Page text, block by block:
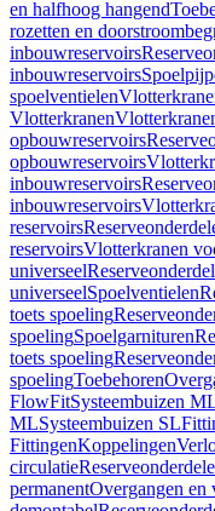
en halfhoog hangend
rozetten en
inbouwreservoirs
inbouwreservoirs
spoelventielen
Vlotterkranen
opbouwreservoirs
opbouwreservoirs
inbouwreservoirs
inbouwreservoirs
reservoirs
reservoirsVlotterkranen
universeel
universeelSpoelventielen
toets spoeling
spoelingSpoelgarnituren
toets spoeling
spoelingToebehoren
FlowFitSysteembuizen
MLSysteembuizen SL
FittingenKoppelingen
circulatie
permanentOvergangen en